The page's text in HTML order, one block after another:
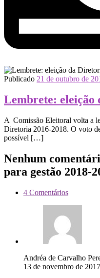
Publicado 21 de outubro de
Lembrete: eleição
A Comissão Eleitoral volta a
Diretoria 2016-2018. O voto
possível […]
Nenhum
para gestão 2018-
4 Comentários
Andréa de Carvalho
13 de novembro de